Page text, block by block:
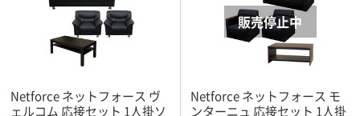
Netforce ネットフォース ヴ
ェルコム 応接セット 1人掛ソ
Netforce ネットフォース モ
ンターニュ 応接セット 1人掛